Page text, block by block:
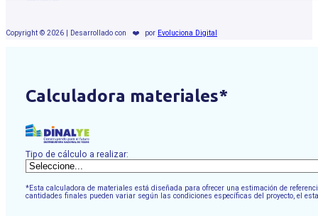
Copyright © 2026 | Desarrollado con ❤️ por Evoluciona Digital
Calculadora materiales*
Tipo de cálculo a realizar:
*Esta calculadora de materiales está diseñada para ofrecer una estimación de
cantidades finales pueden variar según las condiciones específicas del proyecto, el